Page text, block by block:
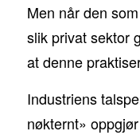
Men når den
slik privat sektor
at denne
Industriens
nøkternt»